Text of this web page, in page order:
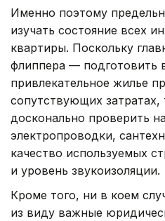
Именно поэтому
изучать состояние всех
квартиры. Поскольку
флиппера — подготовить
привлекательное жилье
сопутствующих
досконально проверить
электропроводки,
качество используемых
и уровень звукоизоляции.
Кроме того, ни в коем
из виду важные